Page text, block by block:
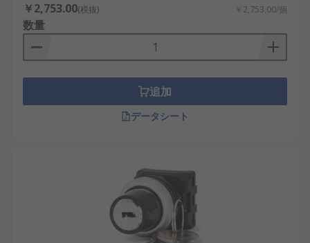
￥2,753.00(税抜) ￥2,753.00/個
数量
追加
データシート